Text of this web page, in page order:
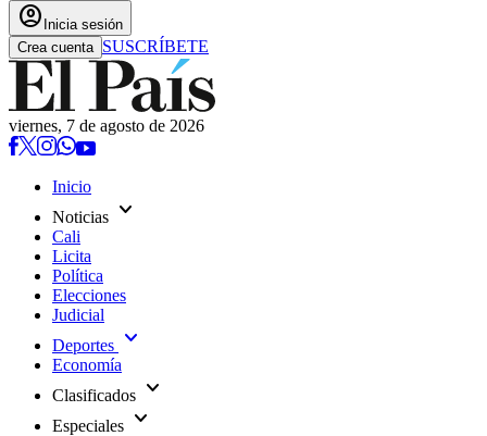
account_circle Inicia sesión
Crea cuenta SUSCRÍBETE
viernes, 7 de agosto de 2026
Inicio
Noticias expand_more
Cali
Licita
Política
Elecciones
Judicial
Deportes expand_more
Economía
Clasificados expand_more
Especiales expand_more